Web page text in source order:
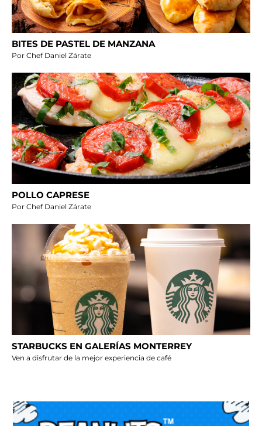
BITES DE PASTEL DE MANZANA
Por Chef Daniel Zárate
POLLO CAPRESE
Por Chef Daniel Zárate
STARBUCKS EN GALERÍAS MONTERREY
Ven a disfrutar de la mejor experiencia de café